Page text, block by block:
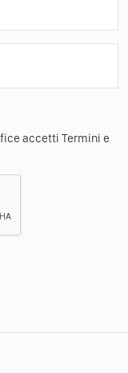
accetti Termini e